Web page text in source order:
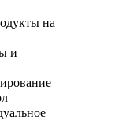
на
и